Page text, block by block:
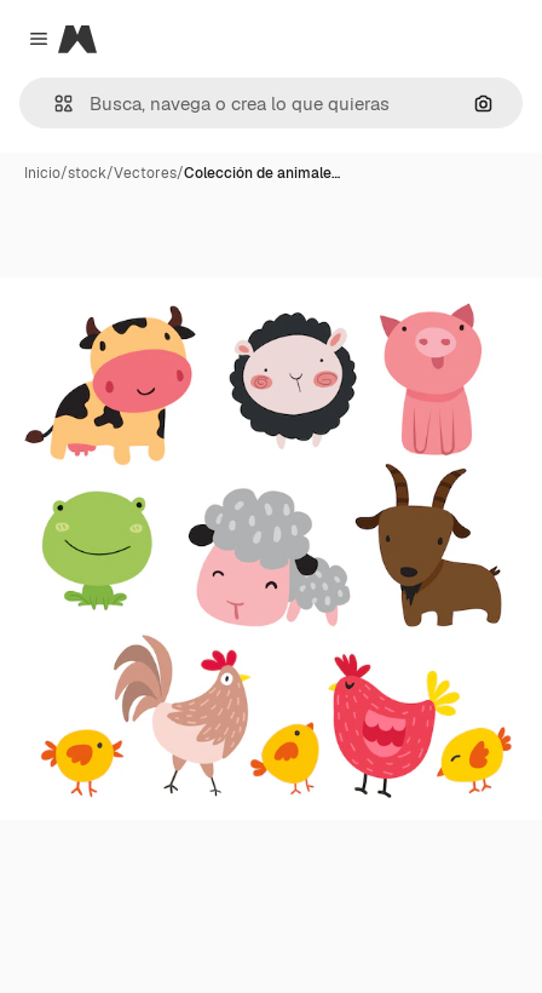
Close menu
Magnific
Inicio/stock/Vectores/Colección de animale…